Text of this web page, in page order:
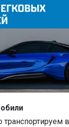
транспортируем